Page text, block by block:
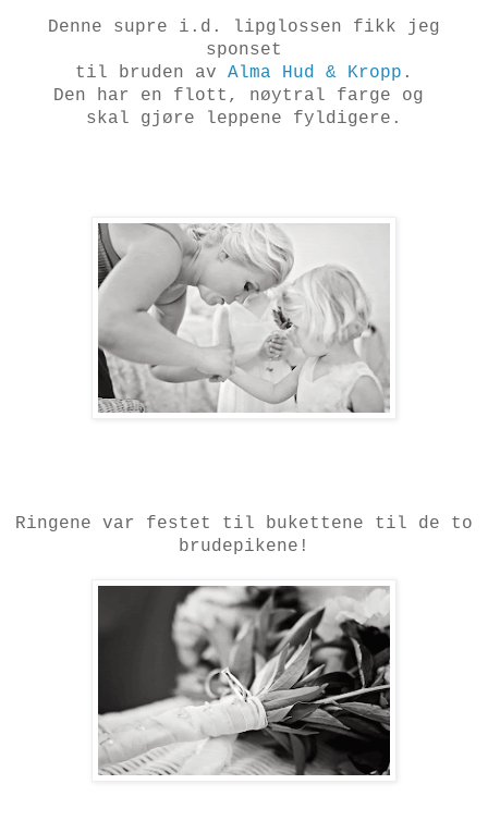
Denne supre i.d. lipglossen fikk jeg
sponset
til bruden av Alma Hud & Kropp .
Den har en flott, nøytral farge og
skal gjøre leppene fyldigere.
Ringene var festet til bukettene til de to
brudepikene!